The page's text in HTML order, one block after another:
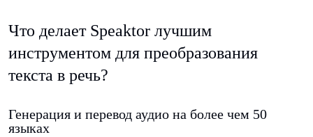
Что делает Speaktor лучшим
инструментом для преобразования
текста в речь?
Генерация и перевод аудио на более чем 50
языках